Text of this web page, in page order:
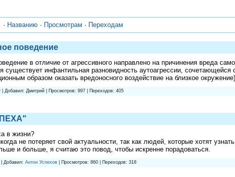
· Названию · Просмотрам · Переходам
поведение
в отличие от агрессивного направлено на причинения вреда
существует инфантильная разновидность аутоагрессии, сочетающейся
образом оказать вредоносного воздействие на близкое окружение).
| Добавил: Дмитрий | Просмотров: 997 | Переходов: 405
в жизни?
не потеряет свой актуальности, так как людей, которые хотят
и больше, я считаю это повод, чтобы искренне порадоваться.
| Добавил: Антон Успехов | Просмотров: 860 | Переходов: 318